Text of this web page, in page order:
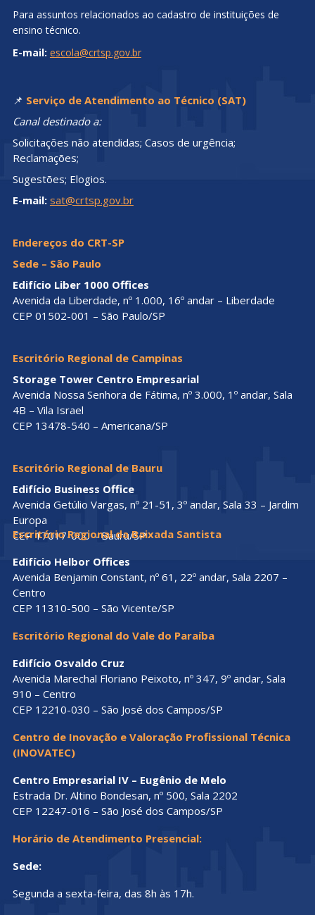
Para assuntos relacionados ao cadastro de instituições de
ensino técnico.
E-mail: escola@crtsp.gov.br
📌 Serviço de Atendimento ao Técnico (SAT)
Canal destinado a:
Solicitações não atendidas; Casos de urgência;
Reclamações;
Sugestões; Elogios.
E-mail: sat@crtsp.gov.br
Endereços do CRT-SP
Sede – São Paulo
Edifício Liber 1000 Offices
Avenida da Liberdade, nº 1.000, 16º andar – Liberdade
CEP 01502-001 – São Paulo/SP
Escritório Regional de Campinas
Storage Tower Centro Empresarial
Avenida Nossa Senhora de Fátima, nº 3.000, 1º andar, Sala
4B – Vila Israel
CEP 13478-540 – Americana/SP
Escritório Regional de Bauru
Edifício Business Office
Avenida Getúlio Vargas, nº 21-51, 3º andar, Sala 33 – Jardim
Europa
CEP 17017-000 – Bauru/SP
Escritório Regional da Baixada Santista
Edifício Helbor Offices
Avenida Benjamin Constant, nº 61, 22º andar, Sala 2207 –
Centro
CEP 11310-500 – São Vicente/SP
Escritório Regional do Vale do Paraíba
Edifício Osvaldo Cruz
Avenida Marechal Floriano Peixoto, nº 347, 9º andar, Sala
910 – Centro
CEP 12210-030 – São José dos Campos/SP
Centro de Inovação e Valoração Profissional Técnica
(INOVATEC)
Centro Empresarial IV – Eugênio de Melo
Estrada Dr. Altino Bondesan, nº 500, Sala 2202
CEP 12247-016 – São José dos Campos/SP
Horário de Atendimento Presencial:
Sede:
Segunda a sexta-feira, das 8h às 17h.